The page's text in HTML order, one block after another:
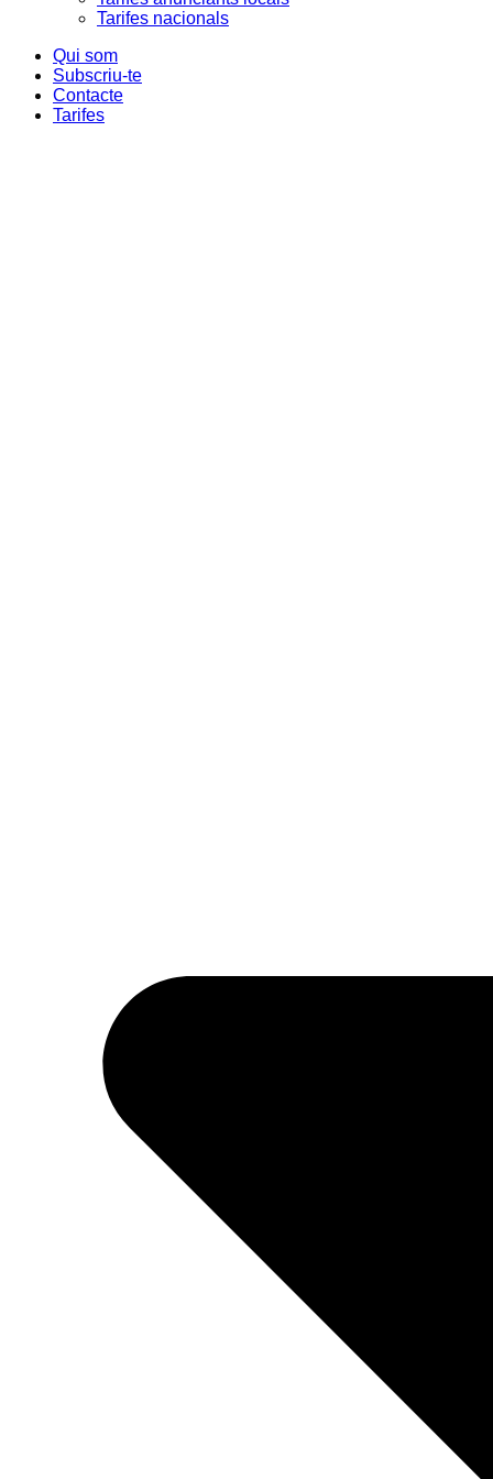
Tarifes nacionals
Qui som
Subscriu-te
Contacte
Tarifes